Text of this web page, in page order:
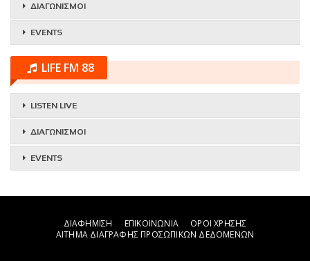
ΔΙΑΓΩΝΙΣΜΟΙ
EVENTS
LIFE FM 88
LISTEN LIVE
ΔΙΑΓΩΝΙΣΜΟΙ
EVENTS
ΔΙΑΦΗΜΙΣΗ ΕΠΙΚΟΙΝΩΝΙΑ
ΟΡΟΙ ΧΡΗΣΗΣ
ΑΙΤΗΜΑ ΔΙΑΓΡΑΦΗΣ ΠΡΟΣΩΠΙΚΩΝ ΔΕΔΟΜΕΝΩΝ